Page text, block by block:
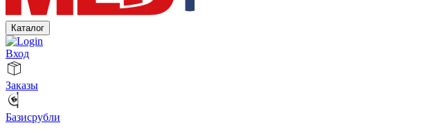
Каталог
Вход
Заказы
Базисрубли